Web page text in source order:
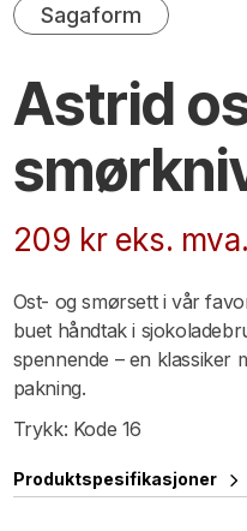
Sagaform
Astrid
209 kr eks. mva.
Ost- og smørsett i vår
buet håndtak i
spennende – en klassiker
pakning.
Trykk: Kode 16
Produktspesifikasjoner